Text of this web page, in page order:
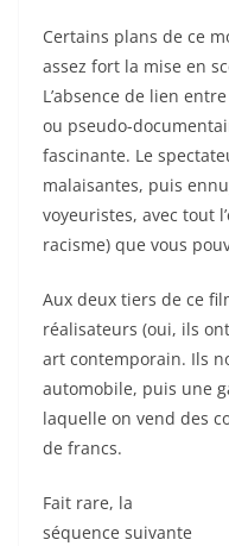
Certains plans de ce
assez fort la mise en
L’absence de lien
ou pseudo-
fascinante. Le
malaisantes, puis
voyeuristes, avec tout
racisme) que vous
Aux deux tiers de ce
réalisateurs (oui, ils
art contemporain. Ils
automobile, puis une
laquelle on vend des
de francs.
Fait rare, la
séquence suivante